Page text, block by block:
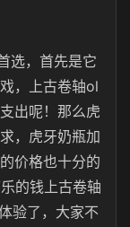
选，首先是它
，上古卷轴ol
出呢！那么虎
， 虎牙奶瓶加
价格也十分的
的钱上古卷轴
验了，大家不